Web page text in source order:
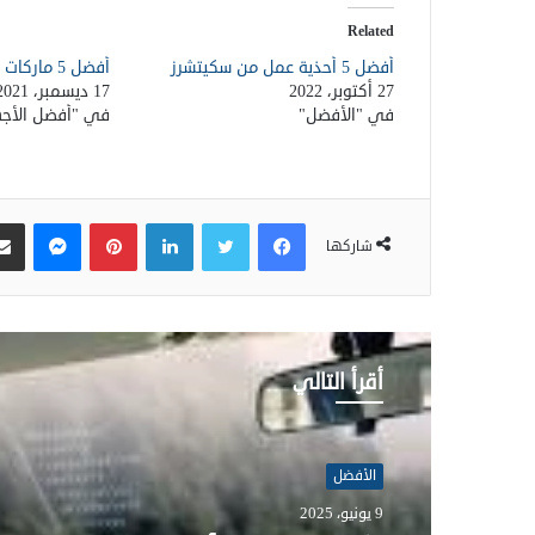
Related
أفضل 5 أحذية عمل من سكيتشرز
27 أكتوبر، 2022
في "الأفضل"
أفضل 5 ماركات للأحذية الرياضية
17 ديسمبر، 2021
في "أفضل
شاركها
فيسبوك لينكدإن بينتيريست
أقرأ التالي
الأفضل
الأفضل
28 مايو، 2025